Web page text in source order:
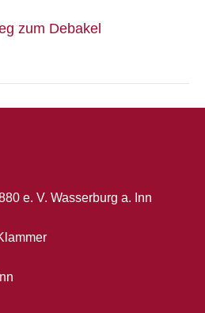
zum Debakel
e. V. Wasserburg a. Inn